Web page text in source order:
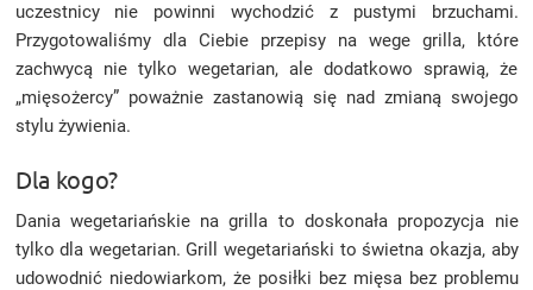
uczestnicy nie powinni wychodzić z pustymi brzuchami.
Przygotowaliśmy dla Ciebie przepisy na wege grilla, które
zachwycą nie tylko wegetarian, ale dodatkowo sprawią, że
„mięsożercy” poważnie zastanowią się nad zmianą swojego
stylu żywienia.
Dla kogo?
Dania wegetariańskie na grilla to doskonała propozycja nie
tylko dla wegetarian. Grill wegetariański to świetna okazja, aby
udowodnić niedowiarkom, że posiłki bez mięsa bez problemu